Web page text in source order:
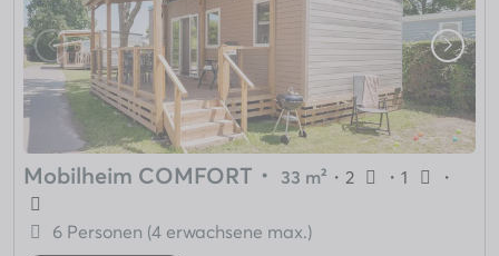
Mobilheim COMFORT ・ 33 m² ・ 2 ・1 ・
6 Personen (4 erwachsene max.)